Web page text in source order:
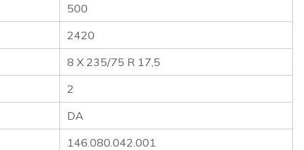
500
2420
8 X 235/75 R 17,5
2
DA
146.080.042.001